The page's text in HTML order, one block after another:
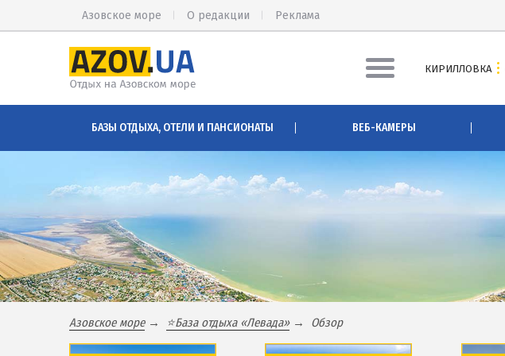
Азовское море О редакции Реклама
Питание в Кирилловке
Развлечения в Кирилловке
Проезд в Кирилловку
БАЗЫ ОТДЫХА И ОТЕЛИ КИРИЛЛОВКИ
Федотова коса
Коса Пересыпь
Центр Кирилловки
Цены на Арабатской Стрелке 2026
Проезд на Арабатскую Стрелку
Глицериновое озеро
КИРИЛЛОВКА
БАЗЫ ОТДЫХА, ОТЕЛИ И ПАНСИОНАТЫ ВЕБ-КАМЕРЫ
Азовское море ⭐База отдыха «Левада» Обзор